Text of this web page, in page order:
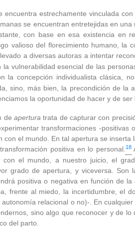
encuentra estrechamente vinculada
se encuentran entretejidas en
con base en esa existencia en
valioso del florecimiento humano, la
a diversas autoras a intentar
la vulnerabilidad esencial de las
la concepción individualista clásica,
sino, más bien, la precondición de
la oportunidad de hacer y de ser
de apertura trata de capturar con
transformaciones -
con el mundo. En tal apertura se
positiva en lo personal.18
con el mundo, a nuestro juicio, el
grado de apertura, y viceversa.
positiva o negativa en función de
frente al miedo, la incertidumbre, el
relacional o no)-. En
sino algo que reconocer y de
del parto.